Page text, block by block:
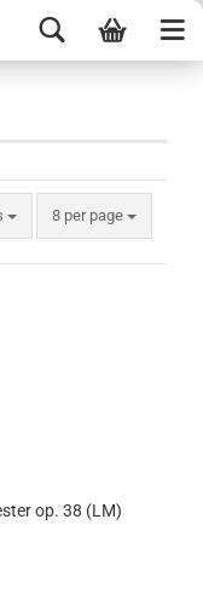
8 per page
op. 38 (LM)